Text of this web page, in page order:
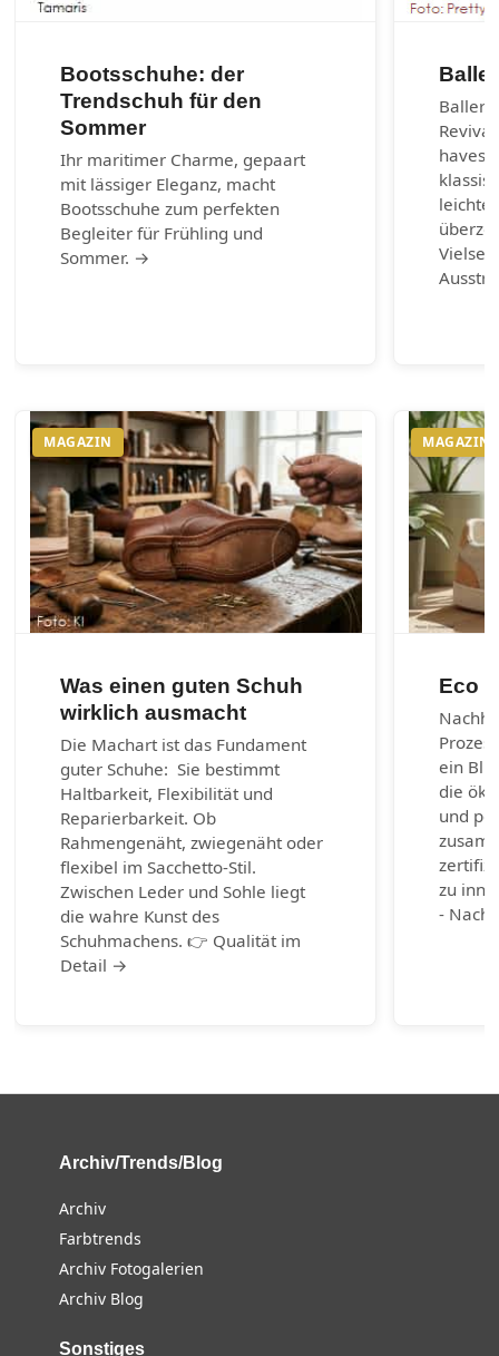
Bootsschuhe: der
Trendschuh für den
Sommer
Ihr maritimer Charme, gepaart
mit lässiger Eleganz, macht
Bootsschuhe zum perfekten
Begleiter für Frühling und
Sommer. →
haves
MAGAZIN
Was einen guten Schuh
wirklich ausmacht
Die Machart ist das Fundament
guter Schuhe: Sie bestimmt
Haltbarkeit, Flexibilität und
Reparierbarkeit. Ob
Rahmengenäht, zwiegenäht oder
flexibel im Sacchetto-Stil.
Zwischen Leder und Sohle liegt
die wahre Kunst des
Schuhmachens. 👉 Qualität im
Detail →
MAGAZIN
Eco
ein
die
und
zu
-
Archiv/Trends/Blog
Archiv
Farbtrends
Archiv Fotogalerien
Archiv Blog
Sonstiges